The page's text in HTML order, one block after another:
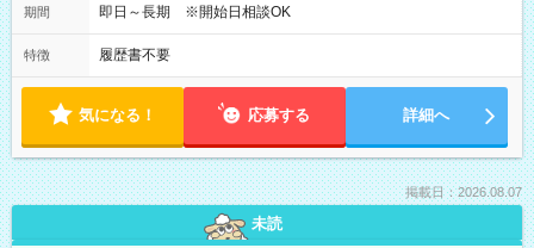
05:00～07:15
期間 即日～長期 ※開始日相談OK
特徴 履歴書不要
気になる！ 応募する 詳細へ
掲載日：2026.08.07
未読